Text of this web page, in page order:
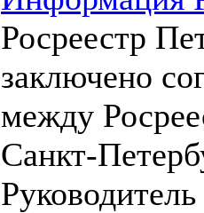
Росреестр
заключено
между
Санкт-
Руководитель